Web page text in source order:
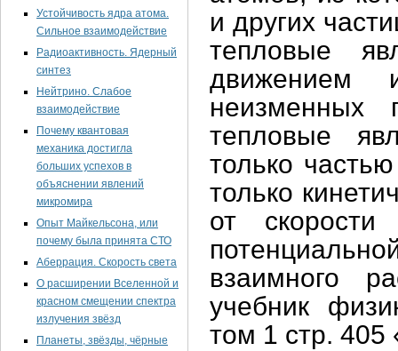
Устойчивость ядра атома.
Сильное взаимодействие
Радиоактивность. Ядерный
синтез
Нейтрино. Слабое
взаимодействие
Почему квантовая
механика достигла
больших успехов в
объяснении явлений
микромира
Опыт Майкельсона, или
почему была принята СТО
Аберрация. Скорость света
О расширении Вселенной и
красном смещении спектра
излучения звёзд
Планеты, звёзды, чёрные
и других
тепловые
движением
неизменных
тепловые
только
только
от
взаимного
учебник
том 1 стр. 405